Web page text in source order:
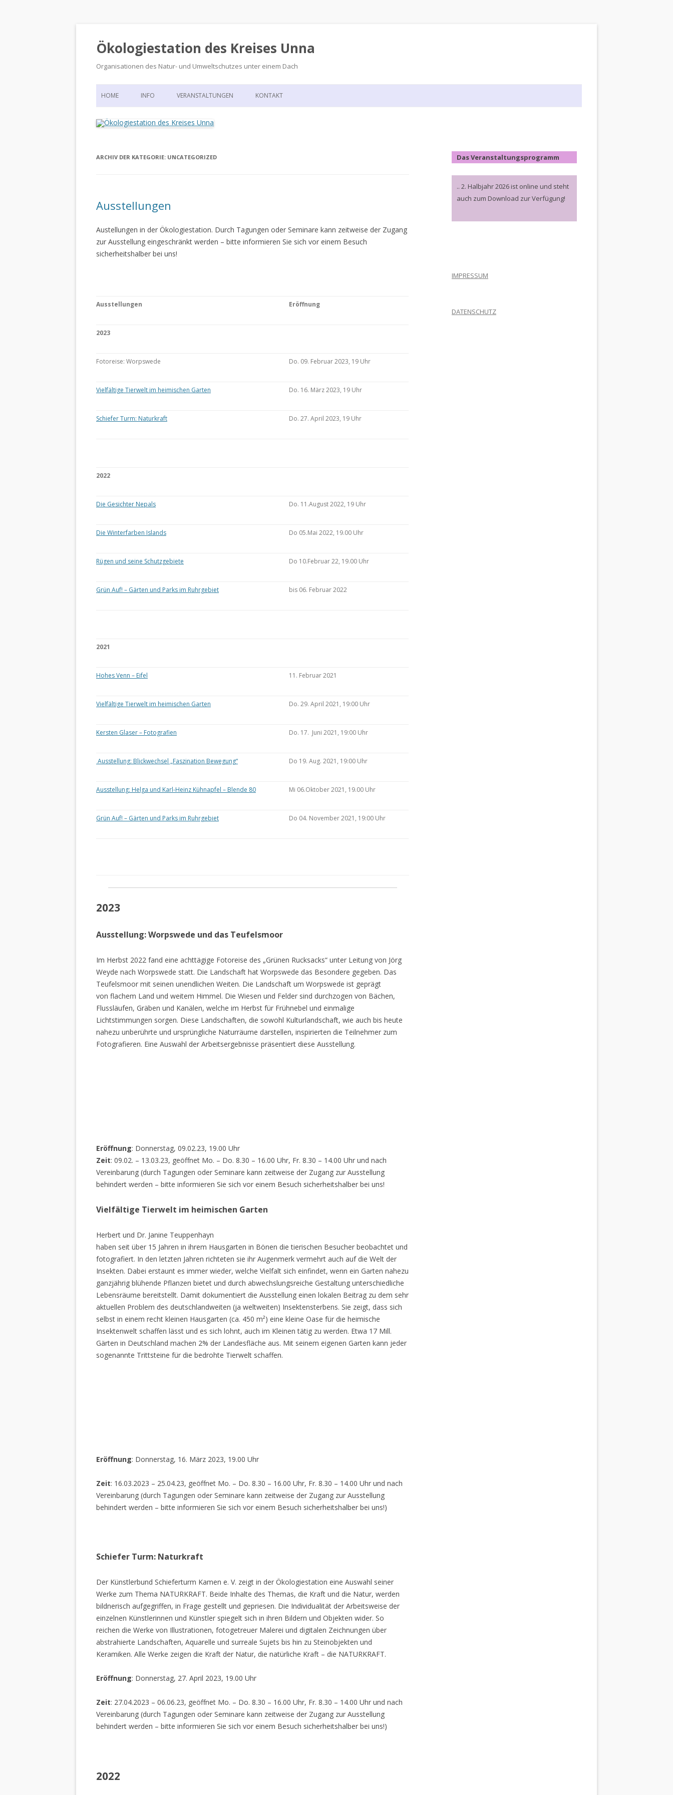
Ökologiestation des Kreises Unna
Organisationen des Natur- und Umweltschutzes unter einem Dach
Zum
HOME INFO VERANSTALTUNGEN KONTAKT
ARCHIV DER KATEGORIE: UNCATEGORIZED
Ausstellungen
Austellungen in der Ökologiestation. Durch Tagungen oder Seminare kann zeitweise der Zugang
zur Ausstellung eingeschränkt werden – bitte informieren Sie sich vor einem Besuch
sicherheitshalber bei uns!
Ausstellungen Eröffnung
2023
Fotoreise: Worpswede Do. 09. Februar 2023, 19 Uhr
Vielfältige Tierwelt im heimischen Garten Do. 16. März 2023, 19 Uhr
Schiefer Turm: Naturkraft Do. 27. April 2023, 19 Uhr
2022
Die Gesichter Nepals Do. 11.August 2022, 19 Uhr
Die Winterfarben Islands Do 05.Mai 2022, 19.00 Uhr
Rügen und seine Schutzgebiete Do 10.Februar 22, 19.00 Uhr
Grün Auf! – Gärten und Parks im Ruhrgebiet bis 06. Februar 2022
2021
Hohes Venn – Eifel 11. Februar 2021
Vielfältige Tierwelt im heimischen Garten Do. 29. April 2021, 19:00 Uhr
Kersten Glaser – Fotografien Do. 17. Juni 2021, 19:00 Uhr
Ausstellung: Blickwechsel „Faszination Bewegung“ Do 19. Aug. 2021, 19:00 Uhr
Ausstellung: Helga und Karl-Heinz Kühnapfel – Blende 80 Mi 06.Oktober 2021, 19.00 Uhr
Grün Auf! – Gärten und Parks im Ruhrgebiet Do 04. November 2021, 19:00 Uhr
2023
Ausstellung: Worpswede und das Teufelsmoor
Im Herbst 2022 fand eine achttägige Fotoreise des „Grünen Rucksacks“ unter Leitung von Jörg
Weyde nach Worpswede statt. Die Landschaft hat Worpswede das Besondere gegeben. Das
Teufelsmoor mit seinen unendlichen Weiten. Die Landschaft um Worpswede ist geprägt
von flachem Land und weitem Himmel. Die Wiesen und Felder sind durchzogen von Bächen,
Flussläufen, Gräben und Kanälen, welche im Herbst für Frühnebel und einmalige
Lichtstimmungen sorgen. Diese Landschaften, die sowohl Kulturlandschaft, wie auch bis heute
nahezu unberührte und ursprüngliche Naturräume darstellen, inspirierten die Teilnehmer zum
Fotografieren. Eine Auswahl der Arbeitsergebnisse präsentiert diese Ausstellung.
Eröffnung: Donnerstag, 09.02.23, 19.00 Uhr
Zeit: 09.02. – 13.03.23, geöffnet Mo. – Do. 8.30 – 16.00 Uhr, Fr. 8.30 – 14.00 Uhr und nach
Vereinbarung (durch Tagungen oder Seminare kann zeitweise der Zugang zur Ausstellung
behindert werden – bitte informieren Sie sich vor einem Besuch sicherheitshalber bei uns!
Vielfältige Tierwelt im heimischen Garten
Herbert und Dr. Janine Teuppenhayn
haben seit über 15 Jahren in ihrem Hausgarten in Bönen die tierischen Besucher beobachtet und
fotografiert. In den letzten Jahren richteten sie ihr Augenmerk vermehrt auch auf die Welt der
Insekten. Dabei erstaunt es immer wieder, welche Vielfalt sich einfindet, wenn ein Garten nahezu
ganzjährig blühende Pflanzen bietet und durch abwechslungsreiche Gestaltung unterschiedliche
Lebensräume bereitstellt. Damit dokumentiert die Ausstellung einen lokalen Beitrag zu dem sehr
aktuellen Problem des deutschlandweiten (ja weltweiten) Insektensterbens. Sie zeigt, dass sich
selbst in einem recht kleinen Hausgarten (ca. 450 m²) eine kleine Oase für die heimische
Insektenwelt schaffen lässt und es sich lohnt, auch im Kleinen tätig zu werden. Etwa 17 Mill.
Gärten in Deutschland machen 2% der Landesfläche aus. Mit seinem eigenen Garten kann jeder
sogenannte Trittsteine für die bedrohte Tierwelt schaffen.
Eröffnung: Donnerstag, 16. März 2023, 19.00 Uhr
Zeit: 16.03.2023 – 25.04.23, geöffnet Mo. – Do. 8.30 – 16.00 Uhr, Fr. 8.30 – 14.00 Uhr und nach
Vereinbarung (durch Tagungen oder Seminare kann zeitweise der Zugang zur Ausstellung
behindert werden – bitte informieren Sie sich vor einem Besuch sicherheitshalber bei uns!)
Schiefer Turm: Naturkraft
Der Künstlerbund Schieferturm Kamen e. V. zeigt in der Ökologiestation eine Auswahl seiner
Werke zum Thema NATURKRAFT. Beide Inhalte des Themas, die Kraft und die Natur, werden
bildnerisch aufgegriffen, in Frage gestellt und gepriesen. Die Individualität der Arbeitsweise der
einzelnen Künstlerinnen und Künstler spiegelt sich in ihren Bildern und Objekten wider. So
reichen die Werke von Illustrationen, fotogetreuer Malerei und digitalen Zeichnungen über
abstrahierte Landschaften, Aquarelle und surreale Sujets bis hin zu Steinobjekten und
Keramiken. Alle Werke zeigen die Kraft der Natur, die natürliche Kraft – die NATURKRAFT.
Eröffnung: Donnerstag, 27. April 2023, 19.00 Uhr
Zeit: 27.04.2023 – 06.06.23, geöffnet Mo. – Do. 8.30 – 16.00 Uhr, Fr. 8.30 – 14.00 Uhr und nach
Vereinbarung (durch Tagungen oder Seminare kann zeitweise der Zugang zur Ausstellung
behindert werden – bitte informieren Sie sich vor einem Besuch sicherheitshalber bei uns!)
2022
Das Veranstaltungsprogramm
.. 2. Halbjahr 2026 ist online und steht
auch zum Download zur Verfügung!
IMPRESSUM
DATENSCHUTZ